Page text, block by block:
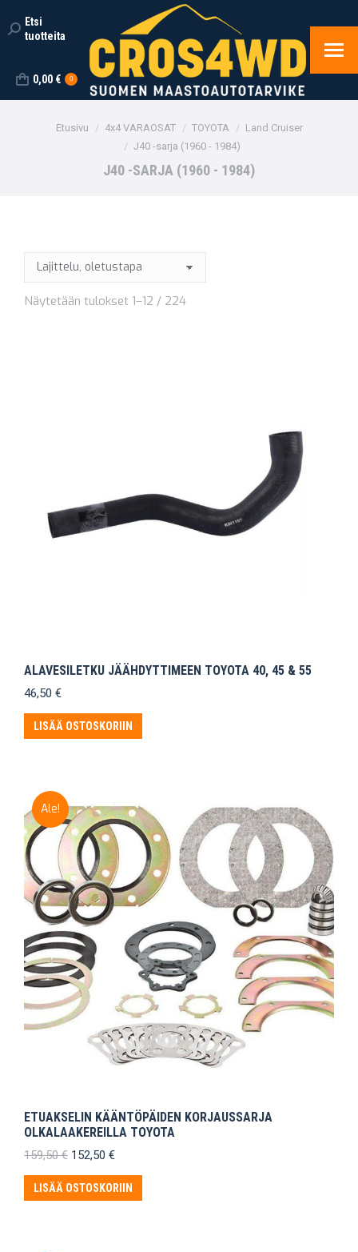
Search:
Etsi
tuotteita
0,00 € 0
You are here:
Etusivu 4x4 VARAOSAT TOYOTA
Land Cruiser
J40 -sarja (1960 - 1984)
J40 -SARJA (1960 - 1984)
Näytetään tulokset 1–12 / 224
ALAVESILETKU JÄÄHDYTTIMEEN TOYOTA 40, 45 & 55
46,50 €
LISÄÄ OSTOSKORIIN
Ale!
ETUAKSELIN KÄÄNTÖPÄIDEN KORJAUSSARJA
OLKALAAKEREILLA TOYOTA
159,50€ Alkuperäinen
oli:
159,50 €.
152,50 €Nykyinen
on:
152,50 €.
LISÄÄ OSTOSKORIIN